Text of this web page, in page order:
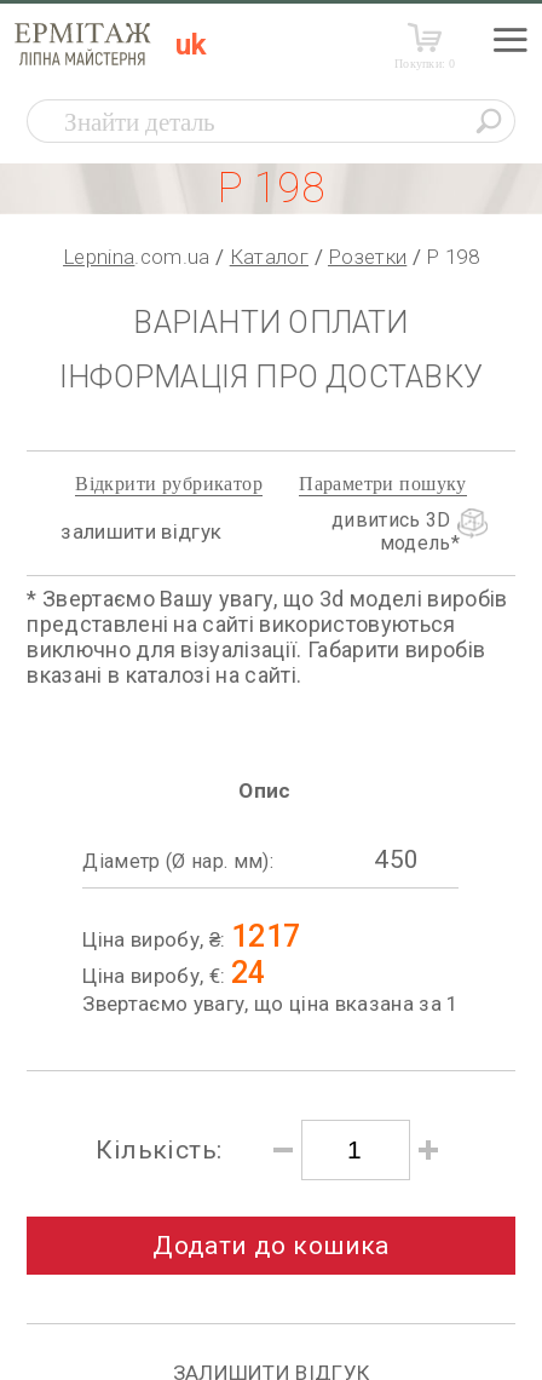
uk
Покупки:0
Р 198
Lepnina.com.ua Каталог Розетки Р 198
ВАРІАНТИ ОПЛАТИ
ІНФОРМАЦІЯ ПРО ДОСТАВКУ
залишити відгук
дивитись 3D
модель
Відкрити рубрикатор Параметри пошуку
* Звертаємо Вашу увагу, що 3d моделі виробів
представлені на сайті використовуються
виключно для візуалізації. Габарити виробів
вказані в каталозі на сайті.
Опис
Діаметр (Ø нар. мм): 450
Ціна виробу, ₴: 1217
Ціна виробу, €: 24
Звертаємо увагу, що ціна вказана за 1
Кількість:
Додати до кошика
ЗАЛИШИТИ ВІДГУК